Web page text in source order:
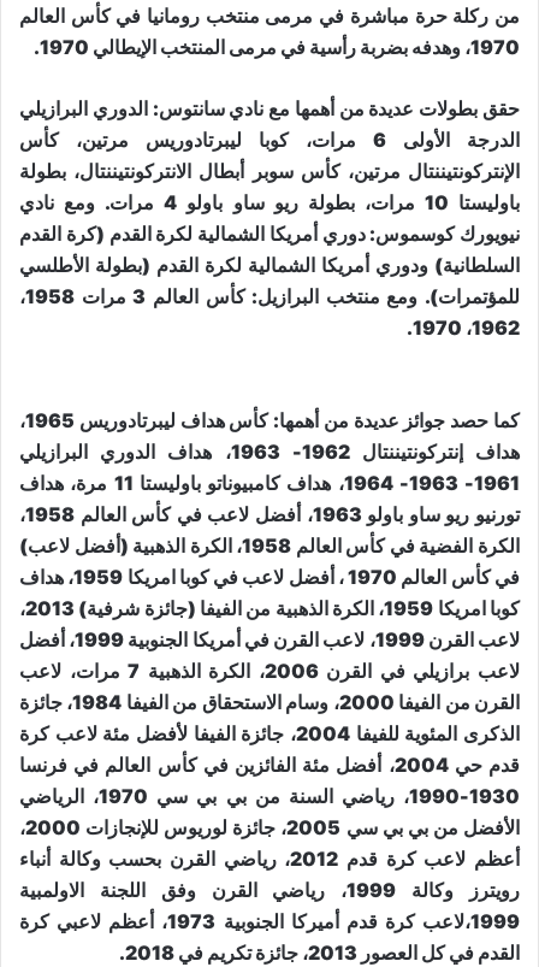
من ركلة حرة مباشرة في مرمى منتخب رومانيا في كأس العالم
1970، وهدفه بضربة رأسية في مرمى المنتخب الإيطالي 1970.
حقق بطولات عديدة من أهمها مع نادي سانتوس: الدوري البرازيلي
الدرجة الأولى 6 مرات، كوبا ليبرتادوريس مرتين، كأس
الإنتركونتيننتال مرتين، كأس سوبر أبطال الانتركونتيننتال، بطولة
باوليستا 10 مرات، بطولة ريو ساو باولو 4 مرات. ومع نادي
نيويورك كوسموس: دوري أمريكا الشمالية لكرة القدم (كرة القدم
السلطانية) ودوري أمريكا الشمالية لكرة القدم (بطولة الأطلسي
للمؤتمرات). ومع منتخب البرازيل: كأس العالم 3 مرات 1958،
1962، 1970.
كما حصد جوائز عديدة من أهمها: كأس هداف ليبرتادوريس 1965،
هداف إنتركونتيننتال 1962- 1963، هداف الدوري البرازيلي
1961- 1963- 1964، هداف كامبيوناتو باوليستا 11 مرة، هداف
تورنيو ريو ساو باولو 1963، أفضل لاعب في كأس العالم 1958،
الكرة الفضية في كأس العالم 1958، الكرة الذهبية (أفضل لاعب)
في كأس العالم 1970 ، أفضل لاعب في كوبا امريكا 1959، هداف
كوبا امريكا 1959، الكرة الذهبية من الفيفا (جائزة شرفية) 2013،
لاعب القرن 1999، لاعب القرن في أمريكا الجنوبية 1999، أفضل
لاعب برازيلي في القرن 2006، الكرة الذهبية 7 مرات، لاعب
القرن من الفيفا 2000، وسام الاستحقاق من الفيفا 1984، جائزة
الذكرى المئوية للفيفا 2004، جائزة الفيفا لأفضل مئة لاعب كرة
قدم حي 2004، أفضل مئة الفائزين في كأس العالم في فرنسا
1930-1990، رياضي السنة من بي بي سي 1970، الرياضي
الأفضل من بي بي سي 2005، جائزة لوريوس للإنجازات 2000،
أعظم لاعب كرة قدم 2012، رياضي القرن بحسب وكالة أنباء
رويترز وكالة 1999، رياضي القرن وفق اللجنة الاولمبية
1999،لاعب كرة قدم أميركا الجنوبية 1973، أعظم لاعبي كرة
القدم في كل العصور 2013، جائزة تكريم في 2018.